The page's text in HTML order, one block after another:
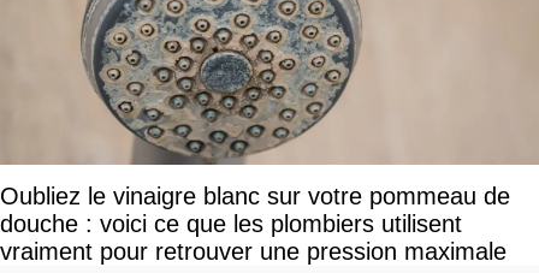
Oubliez le vinaigre blanc sur votre pommeau de
douche : voici ce que les plombiers utilisent
vraiment pour retrouver une pression maximale